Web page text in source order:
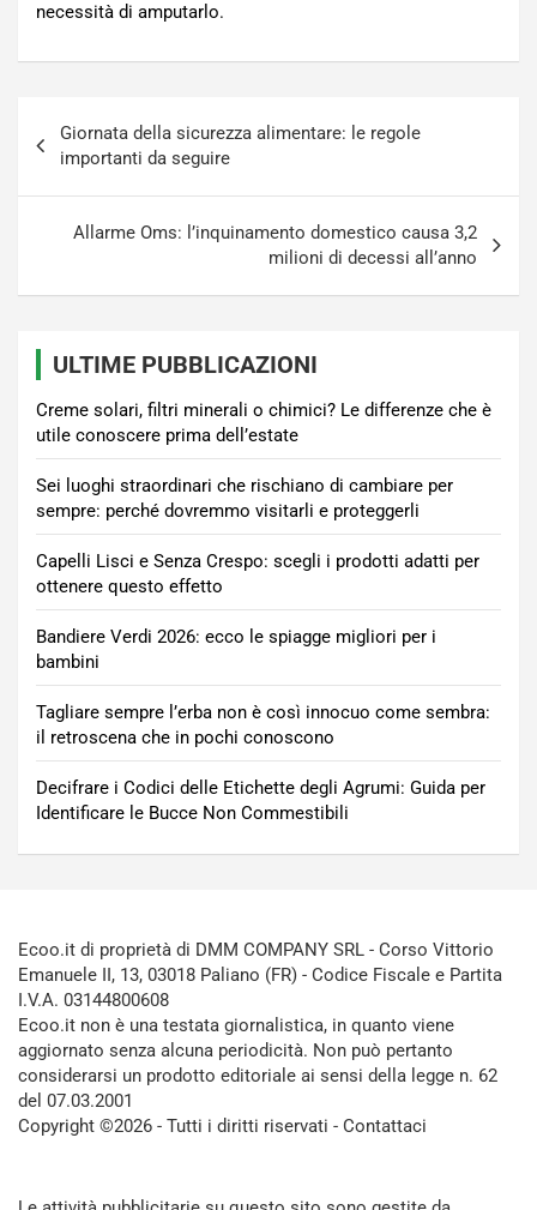
necessità di amputarlo.
articoli
Giornata della sicurezza alimentare: le regole
importanti da seguire
Allarme Oms: l’inquinamento domestico causa 3,2
milioni di decessi all’anno
ULTIME PUBBLICAZIONI
Creme solari, filtri minerali o chimici? Le differenze che è
utile conoscere prima dell’estate
Sei luoghi straordinari che rischiano di cambiare per
sempre: perché dovremmo visitarli e proteggerli
Capelli Lisci e Senza Crespo: scegli i prodotti adatti per
ottenere questo effetto
Bandiere Verdi 2026: ecco le spiagge migliori per i
bambini
Tagliare sempre l’erba non è così innocuo come sembra:
il retroscena che in pochi conoscono
Decifrare i Codici delle Etichette degli Agrumi: Guida per
Identificare le Bucce Non Commestibili
Ecoo.it di proprietà di DMM COMPANY SRL - Corso Vittorio
Emanuele II, 13, 03018 Paliano (FR) - Codice Fiscale e Partita
I.V.A. 03144800608
Ecoo.it non è una testata giornalistica, in quanto viene
aggiornato senza alcuna periodicità. Non può pertanto
considerarsi un prodotto editoriale ai sensi della legge n. 62
del 07.03.2001
Copyright ©2026 - Tutti i diritti riservati - Contattaci